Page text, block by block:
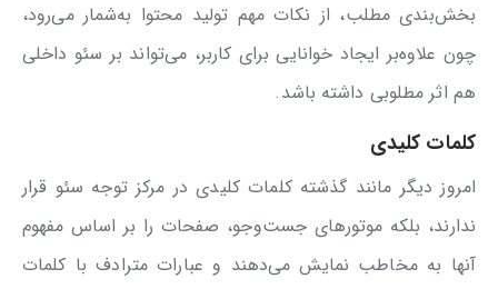
بخش‌بندی مطلب، از نکات مهم تولید محتوا به‌شمار می‌رود،
چون علاوه‌بر ایجاد خوانایی برای کاربر، می‌تواند بر سئو داخلی
هم اثر مطلوبی داشته باشد.
کلمات کلیدی
امروز دیگر مانند گذشته کلمات کلیدی در مرکز توجه سئو قرار
ندارند، بلکه موتورهای جست‌وجو، صفحات را بر اساس مفهوم
آنها به مخاطب نمایش می‌دهند و عبارات مترادف با کلمات